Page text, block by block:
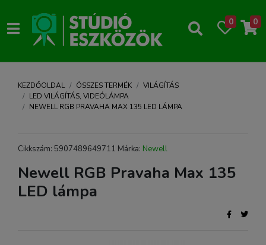
0 0
KEZDŐOLDAL ÖSSZES TERMÉK
VILÁGÍTÁS
LED VILÁGÍTÁS, VIDEÓLÁMPA
NEWELL RGB PRAVAHA MAX 135 LED LÁMPA
Cikkszám: 5907489649711 Márka: Newell
Newell RGB Pravaha Max 135
LED lámpa